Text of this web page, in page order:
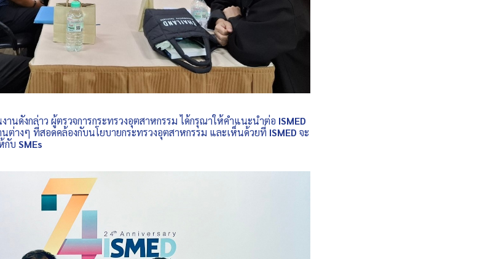
ดังกล่าว ผู้ตรวจการกระทรวงอุตสาหกรรม ได้กรุณาให้คำแนะนำต่อ ISMED
ต่างๆ ที่สอดคล้องกับนโยบายกระทรวงอุตสาหกรรม และเห็นด้วยที่ ISMED จะ
กับ SMEs